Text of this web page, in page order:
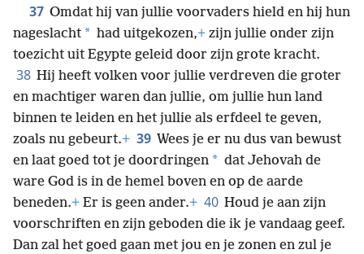
37 Omdat hij van jullie voorvaders hield en hij hun
nageslacht * had uitgekozen,+ zijn jullie onder zijn
toezicht uit Egypte geleid door zijn grote kracht.
38 Hij heeft volken voor jullie verdreven die groter
en machtiger waren dan jullie, om jullie hun land
binnen te leiden en het jullie als erfdeel te geven,
zoals nu gebeurt.+ 39 Wees je er nu dus van bewust
en laat goed tot je doordringen * dat Jehovah de
ware God is in de hemel boven en op de aarde
beneden.+ Er is geen ander.+ 40 Houd je aan zijn
voorschriften en zijn geboden die ik je vandaag geef.
Dan zal het goed gaan met jou en je zonen en zul je